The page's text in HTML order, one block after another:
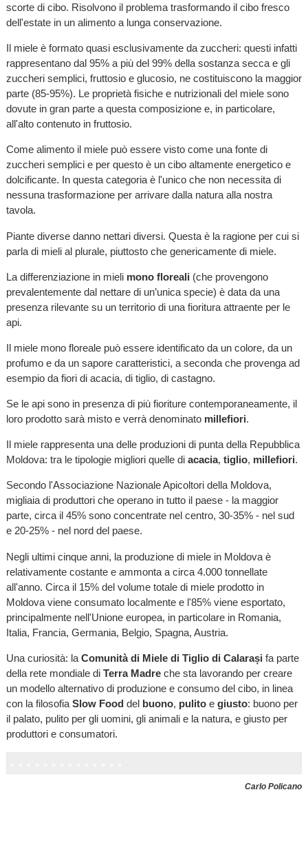
scorte di cibo. Risolvono il problema trasformando il cibo fresco
dell'estate in un alimento a lunga conservazione.
Il miele è formato quasi esclusivamente da zuccheri: questi infatti
rappresentano dal 95% a più del 99% della sostanza secca e gli
zuccheri semplici, fruttosio e glucosio, ne costituiscono la maggior
parte (85-95%). Le proprietà fisiche e nutrizionali del miele sono
dovute in gran parte a questa composizione e, in particolare,
all'alto contenuto in fruttosio.
Come alimento il miele può essere visto come una fonte di
zuccheri semplici e per questo è un cibo altamente energetico e
dolcificante. In questa categoria è l'unico che non necessita di
nessuna trasformazione per arrivare dalla natura alla nostra
tavola.
Piante diverse danno nettari diversi. Questa è la ragione per cui si
parla di mieli al plurale, piuttosto che genericamente di miele.
La differenziazione in mieli mono floreali (che provengono
prevalentemente dal nettare di un’unica specie) è data da una
presenza rilevante su un territorio di una fioritura attraente per le
api.
Il miele mono floreale può essere identificato da un colore, da un
profumo e da un sapore caratteristici, a seconda che provenga ad
esempio da fiori di acacia, di tiglio, di castagno.
Se le api sono in presenza di più fioriture contemporaneamente, il
loro prodotto sarà misto e verrà denominato millefiori.
Il miele rappresenta una delle produzioni di punta della Repubblica
Moldova: tra le tipologie migliori quelle di acacia, tiglio, millefiori.
Secondo l'Associazione Nazionale Apicoltori della Moldova,
migliaia di produttori che operano in tutto il paese - la maggior
parte, circa il 45% sono concentrate nel centro, 30-35% - nel sud
e 20-25% - nel nord del paese.
Negli ultimi cinque anni, la produzione di miele in Moldova è
relativamente costante e ammonta a circa 4.000 tonnellate
all'anno. Circa il 15% del volume totale di miele prodotto in
Moldova viene consumato localmente e l'85% viene esportato,
principalmente nell'Unione europea, in particolare in Romania,
Italia, Francia, Germania, Belgio, Spagna, Austria.
Una curiosità: la Comunità di Miele di Tiglio di Calarași fa parte
della rete mondiale di Terra Madreche sta lavorando per creare
un modello alternativo di produzione e consumo del cibo, in linea
con la filosofia Slow Fooddel buono, pulitoe giusto: buono per
il palato, pulito per gli uomini, gli animali e la natura, e giusto per
produttori e consumatori.
Carlo Policano